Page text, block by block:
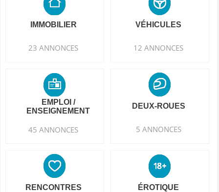
IMMOBILIER
23 ANNONCES
VÉHICULES
12 ANNONCES
EMPLOI /
ENSEIGNEMENT
45 ANNONCES
DEUX-ROUES
5 ANNONCES
RENCONTRES ÉROTIQUE